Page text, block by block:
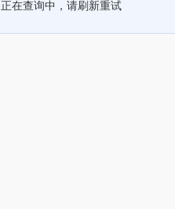
正在查询中，请刷新重试